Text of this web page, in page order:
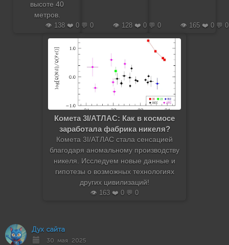
высоте 40
метров.
👁️ 138 ❤️ 0 💬 0
👁️ 128 ❤️ 0 💬 0 👁️ 165 ❤️ 0 💬 0
Комета 3I/АТЛАС: Как в космосе
заработала фабрика никеля?
Комета 3I/АТЛАС стала сенсацией
благодаря аномальному производству
никеля. Исследуем новые данные и
гипотезы о возможных технологиях
других цивилизаций!
👁️ 163 ❤️ 0 💬 0
Дух сайта
30 мая 2025